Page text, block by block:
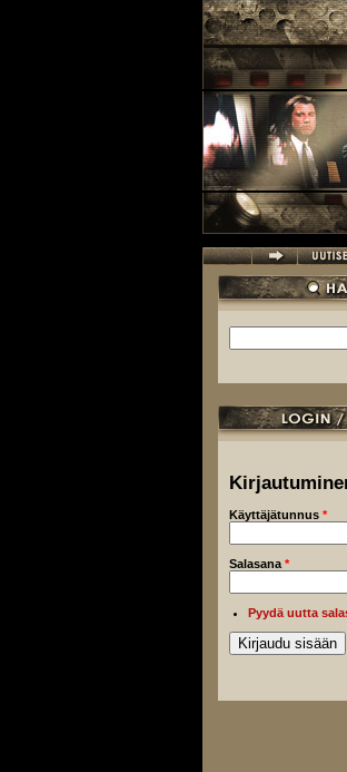
Hakulomake
Käyttäjätunnus *
Salasana *
Pyydä uutta